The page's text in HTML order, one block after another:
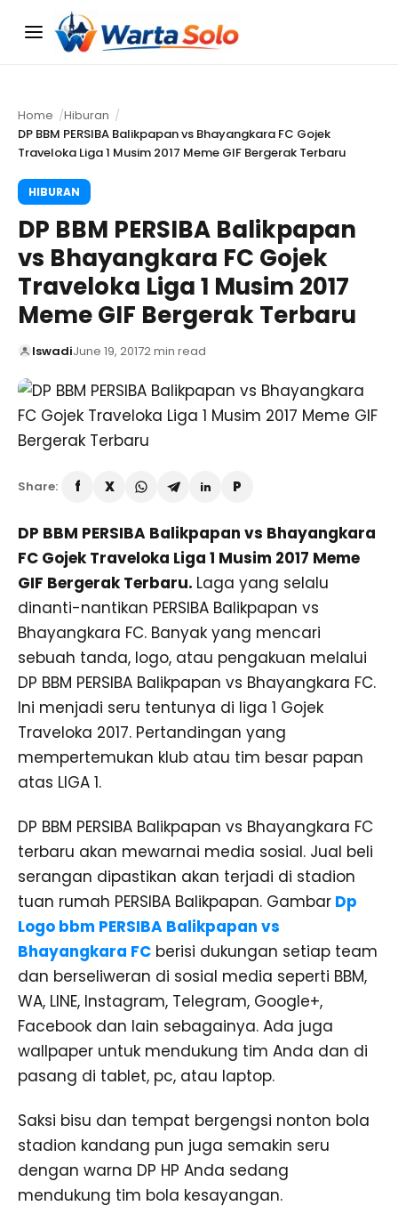
Menu
Home
Hiburan
DP BBM PERSIBA Balikpapan vs Bhayangkara FC Gojek
Traveloka Liga 1 Musim 2017 Meme GIF Bergerak Terbaru
HIBURAN
DP BBM PERSIBA Balikpapan
vs Bhayangkara FC Gojek
Traveloka Liga 1 Musim 2017
Meme GIF Bergerak Terbaru
IswadiJune 19, 20172 min read
Share:
DP BBM PERSIBA Balikpapan vs Bhayangkara
FC Gojek Traveloka Liga 1 Musim 2017 Meme
GIF Bergerak Terbaru. Laga yang selalu
dinanti-nantikan PERSIBA Balikpapan vs
Bhayangkara FC. Banyak yang mencari
sebuah tanda, logo, atau pengakuan melalui
DP BBM PERSIBA Balikpapan vs Bhayangkara FC.
Ini menjadi seru tentunya di liga 1 Gojek
Traveloka 2017. Pertandingan yang
mempertemukan klub atau tim besar papan
atas LIGA 1.
DP BBM PERSIBA Balikpapan vs Bhayangkara FC
terbaru akan mewarnai media sosial. Jual beli
serangan dipastikan akan terjadi di stadion
tuan rumah PERSIBA Balikpapan. Gambar Dp
Logo bbm PERSIBA Balikpapan vs
Bhayangkara FC berisi dukungan setiap team
dan berseliweran di sosial media seperti BBM,
WA, LINE, Instagram, Telegram, Google+,
Facebook dan lain sebagainya. Ada juga
wallpaper untuk mendukung tim Anda dan di
pasang di tablet, pc, atau laptop.
Saksi bisu dan tempat bergengsi nonton bola
stadion kandang pun juga semakin seru
dengan warna DP HP Anda sedang
mendukung tim bola kesayangan.